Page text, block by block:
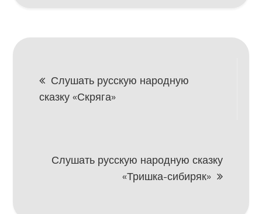
Навигация
по
Слушать русскую народную
сказку «Скряга»
Слушать русскую народную сказку
«Тришка-сибиряк»